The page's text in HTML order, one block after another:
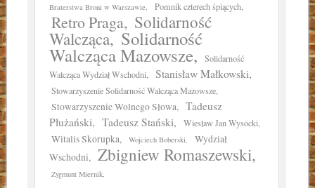
Braterstwa Broni w Warszawie
Pomnik czterech śpiących
Retro Praga Solidarność
Walcząca Solidarność
Walcząca Mazowsze
Solidarność
Walcząca Wydział Wschodni
Stanisław Małkowski
Stowarzyszenie Solidarność Walcząca Mazowsze
Stowarzyszenie Wolnego Słowa
Tadeusz
Płużański
Tadeusz Stański Wiesław Jan Wysocki
Witalis Skorupka Wojciech Boberski
Wydział
Wschodni
Zbigniew Romaszewski
Zygmunt Miernik